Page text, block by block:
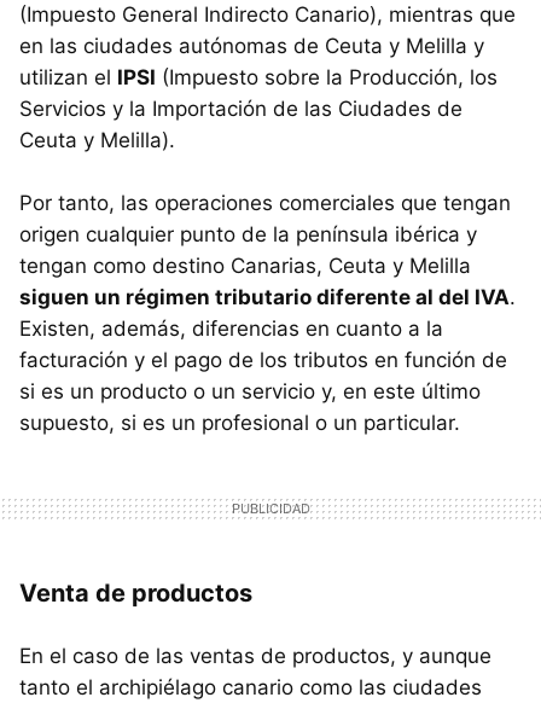
(Impuesto General Indirecto Canario), mientras que
en las ciudades autónomas de Ceuta y Melilla y
utilizan el IPSI (Impuesto sobre la Producción, los
Servicios y la Importación de las Ciudades de
Ceuta y Melilla).
Por tanto, las operaciones comerciales que tengan
origen cualquier punto de la península ibérica y
tengan como destino Canarias, Ceuta y Melilla
siguen un régimen tributario diferente al del IVA.
Existen, además, diferencias en cuanto a la
facturación y el pago de los tributos en función de
si es un producto o un servicio y, en este último
supuesto, si es un profesional o un particular.
Venta de productos
En el caso de las ventas de productos, y aunque
tanto el archipiélago canario como las ciudades